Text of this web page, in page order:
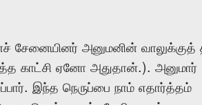
சேனையினர் அனுமனின் வாலுக்குத்
காட்சி ஏனோ அதுதான்.). அனுமார்
. இந்த நெருப்பை நாம் எதார்த்தம்